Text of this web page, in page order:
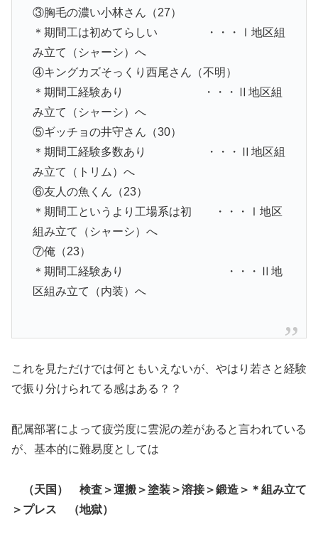
③胸毛の濃い小林さん（27）
＊期間工は初めてらしい ・・・Ⅰ地区組
み立て（シャーシ）へ
④キングカズそっくり西尾さん（不明）
＊期間工経験あり ・・・Ⅱ地区組
み立て（シャーシ）へ
⑤ギッチョの井守さん（30）
＊期間工経験多数あり ・・・Ⅱ地区組
み立て（トリム）へ
⑥友人の魚くん（23）
＊期間工というより工場系は初 ・・・Ⅰ地区
組み立て（シャーシ）へ
⑦俺（23）
＊期間工経験あり ・・・Ⅱ地
区組み立て（内装）へ
これを見ただけでは何ともいえないが、やはり若さと経験
で振り分けられてる感はある？？
配属部署によって疲労度に雲泥の差があると言われている
が、基本的に難易度としては
（天国） 検査＞運搬＞塗装＞溶接＞鍛造＞＊組み立て
＞プレス （地獄）